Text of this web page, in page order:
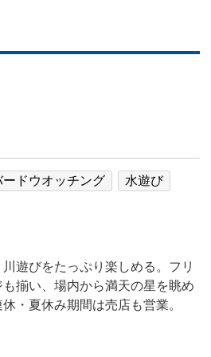
ードウオッチング 水遊び
遊びをたっぷり楽しめる。フリ
揃い、場内から満天の星を眺め
・夏休み期間は売店も営業。